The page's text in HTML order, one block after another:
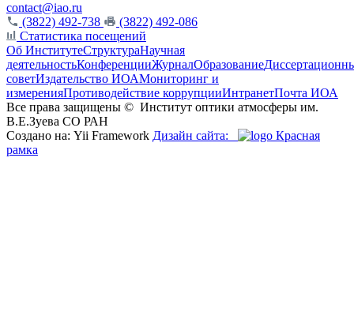
contact@iao.ru
(3822) 492-738
(3822) 492-086
Статистика посещений
Об ИнститутеСтруктураНаучная
деятельностьКонференцииЖурналОбразование
советИздательство ИОАМониторинг и
измеренияПротиводействие коррупцииИнтранетПочта ИОА
Все права защищены © Институт оптики атмосферы им.
В.Е.Зуева СО РАН
Создано на: Yii Framework Дизайн сайта:
Красная
рамка